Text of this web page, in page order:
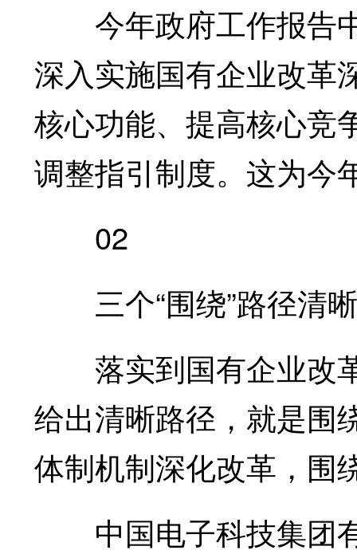
今年政府工作报告
深入实施国有企业改革
核心功能、提高核心竞
调整指引制度。这为今
02
三个“围绕”路径清晰
落实到国有企业改
给出清晰路径，就是围
体制机制深化改革，围
中国电子科技集团